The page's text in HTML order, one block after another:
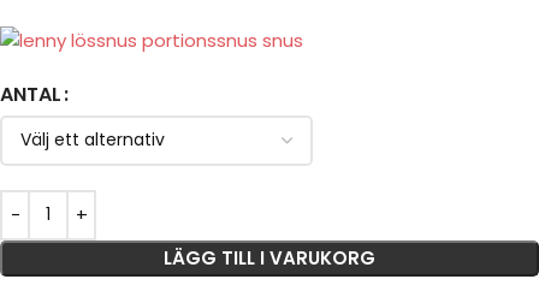
ANTAL
LÄGG TILL I VARUKORG